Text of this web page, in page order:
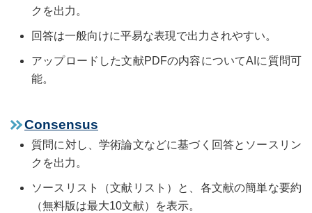
クを出力。
回答は一般向けに平易な表現で出力されやすい。
アップロードした文献PDFの内容についてAIに質問可
能。
Consensus
質問に対し、学術論文などに基づく回答とソースリン
クを出力。
ソースリスト（文献リスト）と、各文献の簡単な要約
（無料版は最大10文献）を表示。